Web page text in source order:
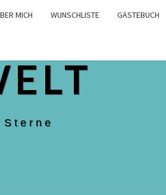
MICH WUNSCHLISTE GÄSTEBUCH